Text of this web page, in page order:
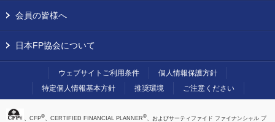
会員の皆様へ
日本FP協会について
ウェブサイトご利用条件
個人情報保護方針
特定個人情報基本方針
推奨環境 ご注意ください
、CFP®、CERTIFIED FINANCIAL PLANNER®、およびサーティファイド ファイナンシャル プ